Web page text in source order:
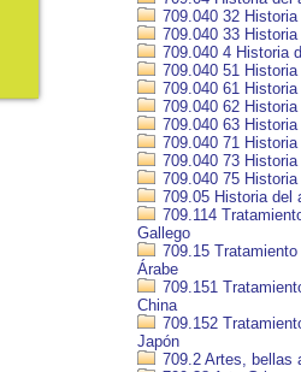
709.040 32
709.040 33
709.040 4 Historia
709.040 51
709.040 61
709.040 62
709.040 63
709.040 71
709.040 73
709.040 75
709.05 Historia del
709.114
Gallego
709.15
Árabe
709.151
China
709.152
Japón
709.2 Artes, bellas